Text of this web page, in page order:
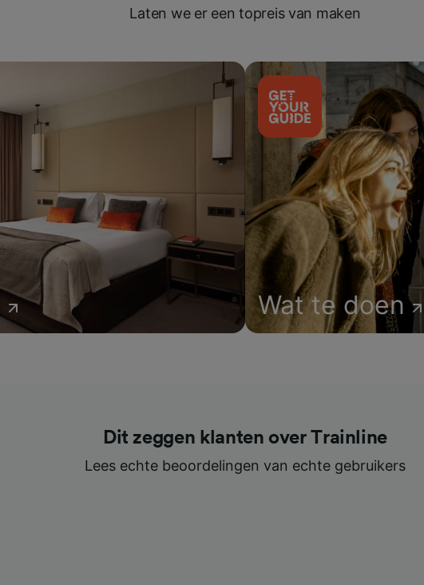
Laten we er een topreis van maken
Wat te doen
Dit zeggen klanten over Trainline
Lees echte beoordelingen van echte gebruikers